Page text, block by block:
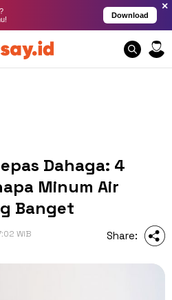
Download
×
Dahaga: 4
Minum Air
Banget
WIB Share: